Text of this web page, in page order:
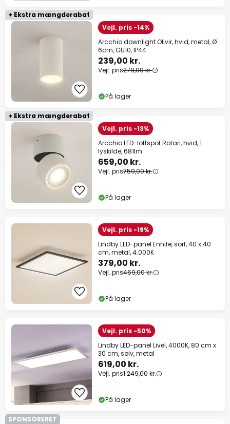
+ Ekstra mængderabat
Vejl. pris -14%
Arcchio downlight Olivir, hvid, metal, Ø
6cm, GU10, IP44
239,00 kr.
Vejl. pris279,00 kr.
På lager
+ Ekstra mængderabat
Vejl. pris -13%
Arcchio LED-loftspot Rotari, hvid, 1
lyskilde, 681lm
659,00 kr.
Vejl. pris759,00 kr.
På lager
Vejl. pris -19%
Lindby LED-panel Enhife, sort, 40 x 40
cm, metal, 4.000K
379,00 kr.
Vejl. pris469,00 kr.
På lager
Vejl. pris -50%
Lindby LED-panel Livel, 4000K, 80 cm x
30 cm, sølv, metal
619,00 kr.
Vejl. pris1.249,00 kr.
På lager
SPONSORERET